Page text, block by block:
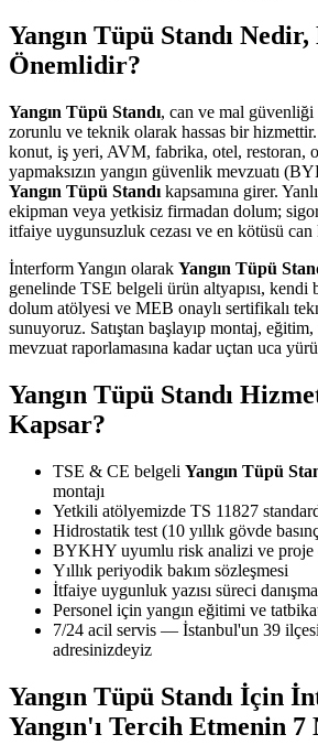
Yangın Tüpü Standı Nedir,
Önemlidir?
Yangın Tüpü Standı, can ve mal
zorunlu ve teknik olarak hassas bir
konut, iş yeri, AVM, fabrika, otel, restoran,
yapmaksızın yangın güvenlik mevzuatı
Yangın Tüpü Standı kapsamına girer.
ekipman veya yetkisiz firmadan dolum;
itfaiye uygunsuzluk cezası ve en kötüsü can
İnterform Yangın olarak Yangın Tüpü
genelinde TSE belgeli ürün altyapısı,
dolum atölyesi ve MEB onaylı sertifikalı
sunuyoruz. Satıştan başlayıp montaj,
mevzuat raporlamasına kadar uçtan uca
Yangın Tüpü Standı
Kapsar?
TSE & CE belgeli Yangın Tüpü
montajı
Yetkili atölyemizde TS 11827
Hidrostatik test (10 yıllık gövde
BYKHY uyumlu risk analizi ve proje
Yıllık periyodik bakım sözleşmesi
İtfaiye uygunluk yazısı süreci
Personel için yangın eğitimi ve
7/24 acil servis — İstanbul'un 39
adresinizdeyiz
Yangın Tüpü Standı İçin
Yangın'ı Tercih Etmenin 7